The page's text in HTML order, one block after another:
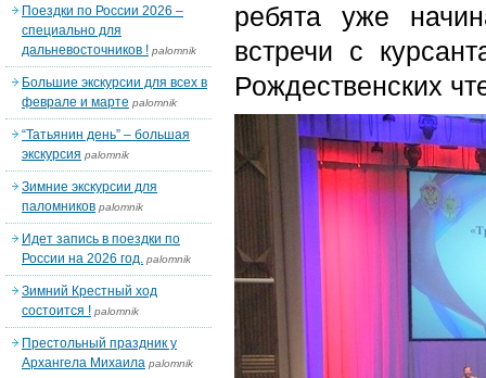
ребята уже
встречи с
Рождественских
Поездки по России 2026 –
специально для
дальневосточников ! palomnik
Большие экскурсии для всех в
феврале и марте palomnik
“Татьянин день” – большая
экскурсия palomnik
Зимние экскурсии для
паломников palomnik
Идет запись в поездки по
России на 2026 год. palomnik
Зимний Крестный ход
состоится ! palomnik
Престольный праздник у
Архангела Михаила palomnik